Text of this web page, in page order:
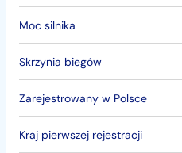
Moc silnika
Skrzynia biegów
Zarejestrowany w Polsce
Kraj pierwszej rejestracji